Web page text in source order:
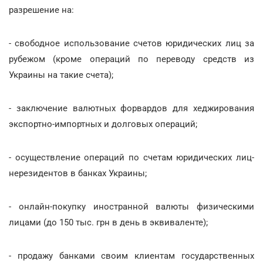
разрешение на:
- свободное использование счетов юридических лиц за
рубежом (кроме операций по переводу средств из
Украины на такие счета);
- заключение валютных форвардов для хеджирования
экспортно-импортных и долговых операций;
- осуществление операций по счетам юридических лиц-
нерезидентов в банках Украины;
- онлайн-покупку иностранной валюты физическими
лицами (до 150 тыс. грн в день в эквиваленте);
- продажу банками своим клиентам государственных